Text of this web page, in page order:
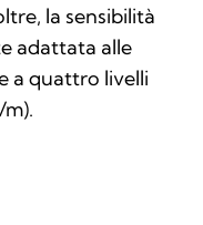
la sensibilità
adattata alle
a quattro livelli
m).